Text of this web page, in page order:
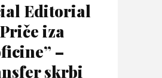
Editorial
iza
–
skrbi